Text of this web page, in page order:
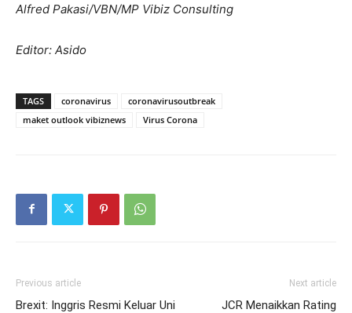
Alfred Pakasi/VBN/MP Vibiz Consulting
Editor: Asido
TAGS coronavirus
coronavirusoutbreak
maket outlook vibiznews
Virus Corona
Previous article
Brexit: Inggris Resmi Keluar Uni
Next article
JCR Menaikkan Rating